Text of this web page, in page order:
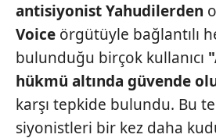
antisiyonist Yahudilerden
Voice örgütüyle bağlantılı
bulunduğu birçok kullanıcı
hükmü altında güvende
karşı tepkide bulundu. Bu
siyonistleri bir kez daha